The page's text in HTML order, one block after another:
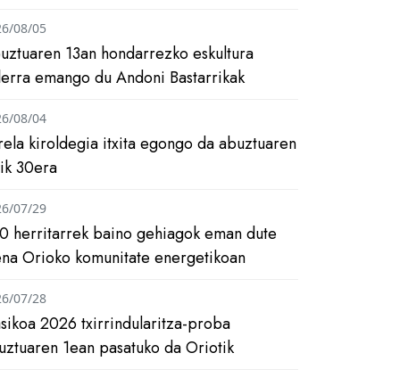
13an hondarrezko eskultura
emango du Andoni Bastarrikak
08/05
kiroldegia itxita egongo da abuztuaren
30era
08/04
herritarrek baino gehiagok eman dute
Orioko komunitate energetikoan
07/29
2026 txirrindularitza-proba
1ean pasatuko da Oriotik
07/28